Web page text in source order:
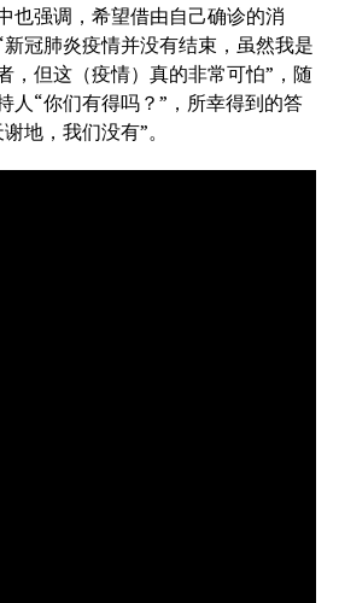
也强调，希望借由自己确诊的消
冠肺炎疫情并没有结束，虽然我是
，但这（疫情）真的非常可怕”，随
人“你们有得吗？”，所幸得到的答
地，我们没有”。